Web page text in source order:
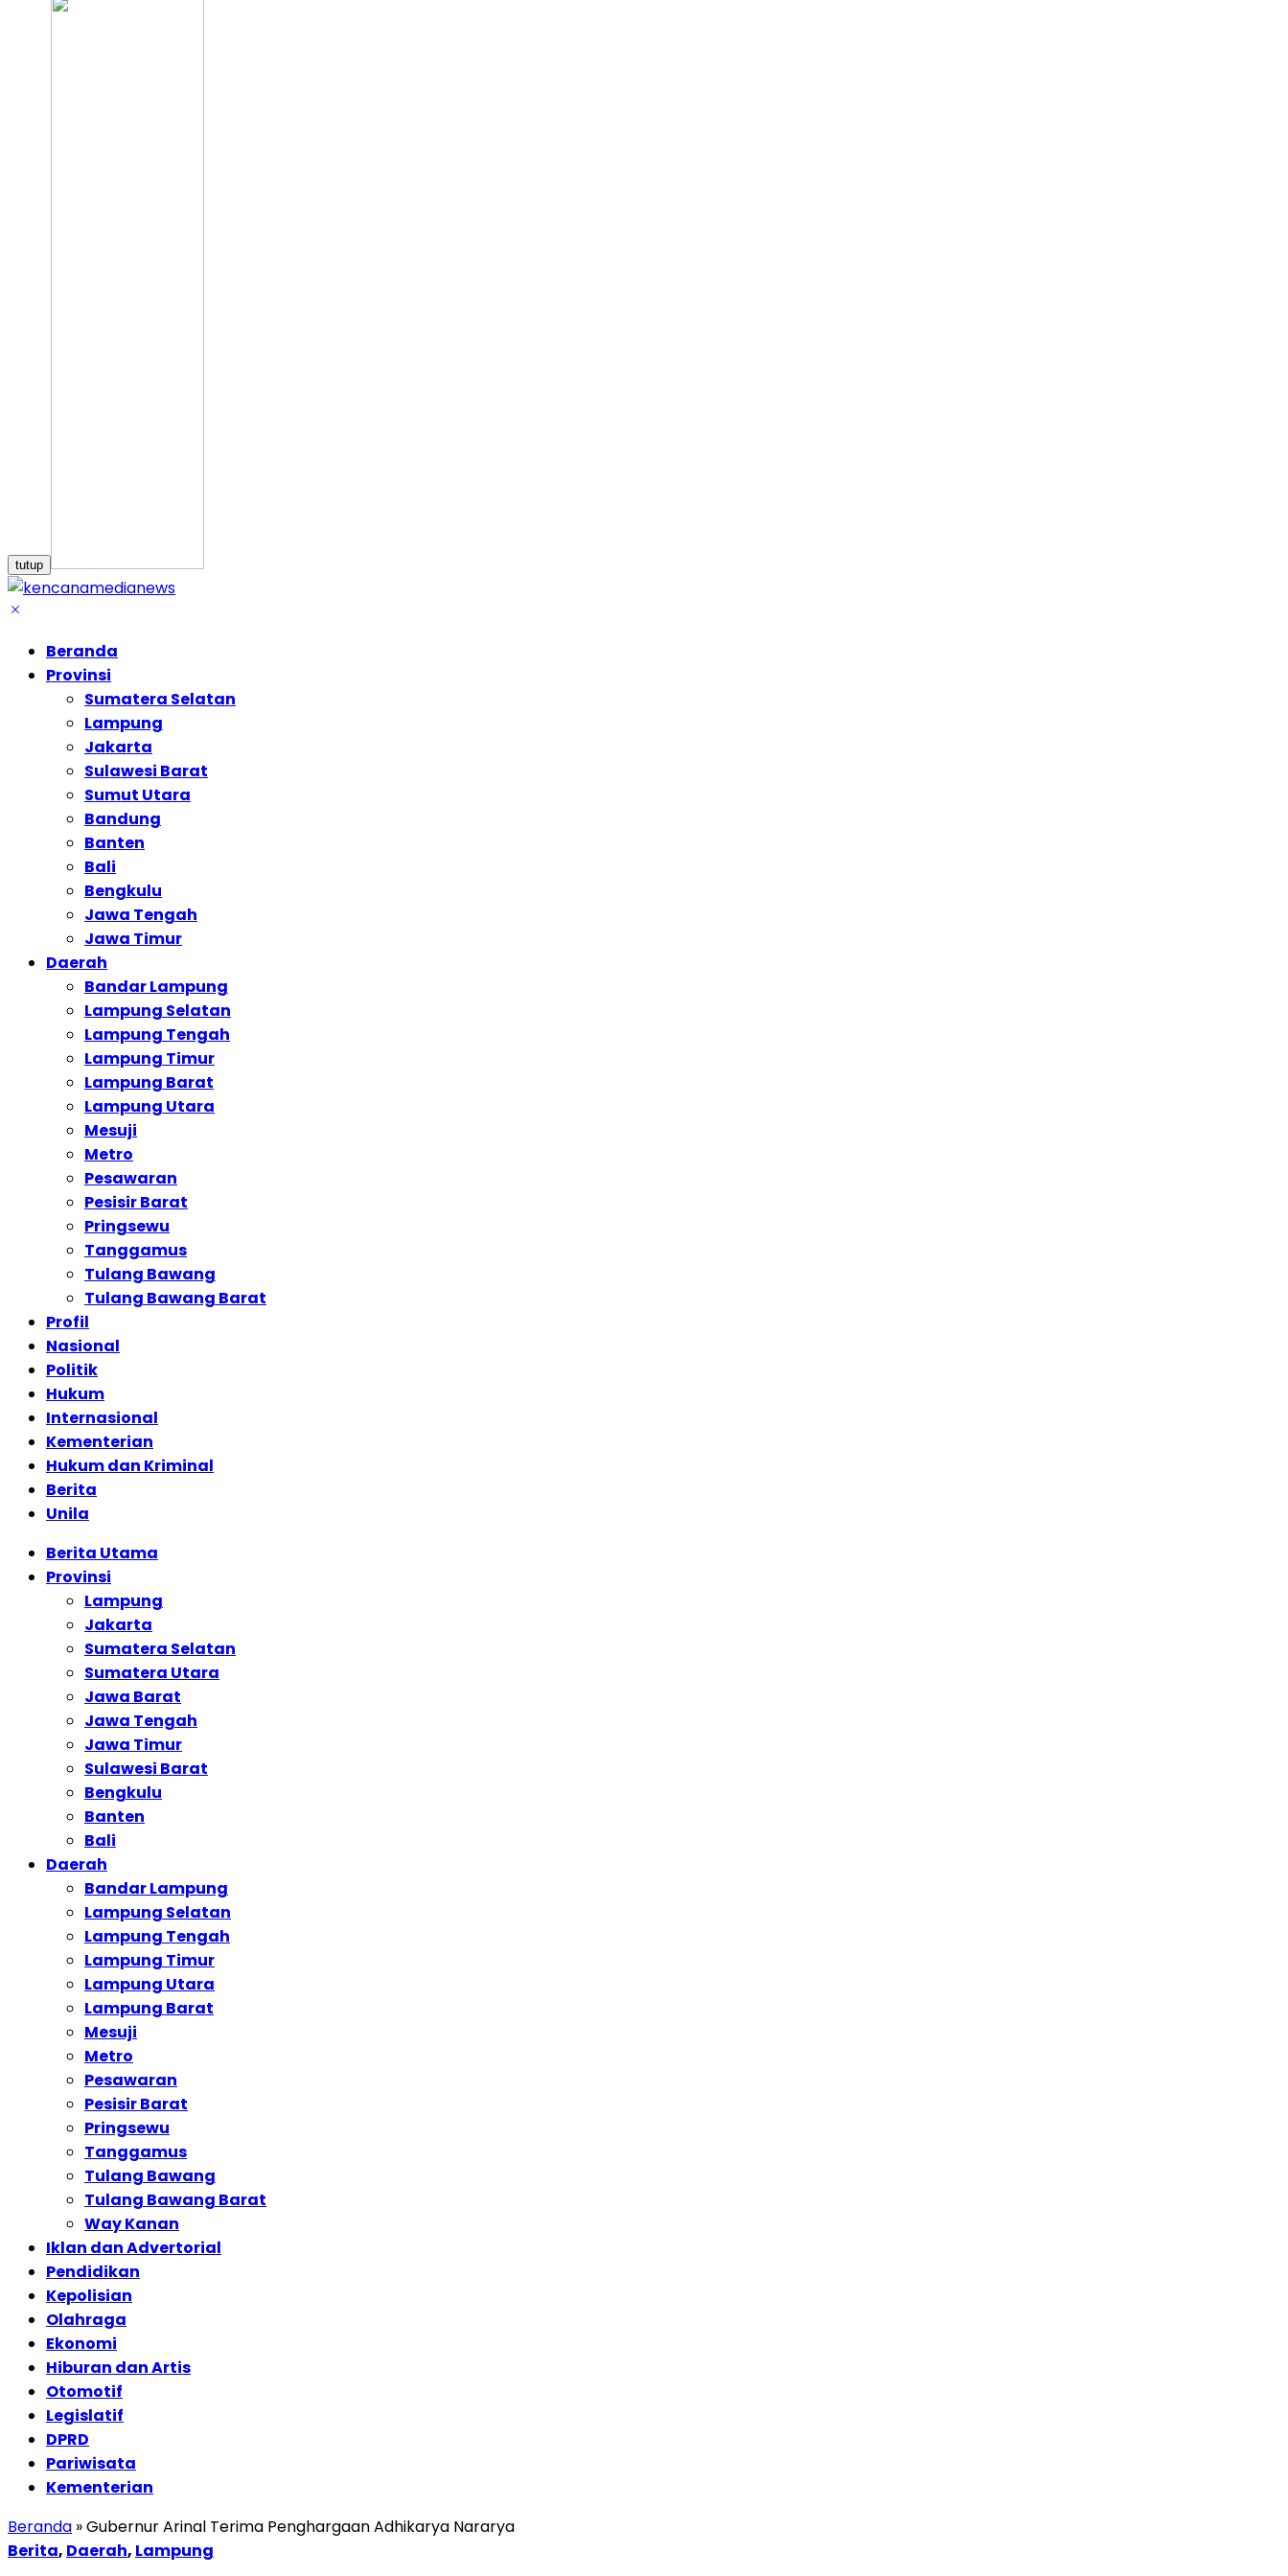
tutup
Beranda
Provinsi
Sumatera Selatan
Lampung
Jakarta
Sulawesi Barat
Sumut Utara
Bandung
Banten
Bali
Bengkulu
Jawa Tengah
Jawa Timur
Daerah
Bandar Lampung
Lampung Selatan
Lampung Tengah
Lampung Timur
Lampung Barat
Lampung Utara
Mesuji
Metro
Pesawaran
Pesisir Barat
Pringsewu
Tanggamus
Tulang Bawang
Tulang Bawang Barat
Profil
Nasional
Politik
Hukum
Internasional
Kementerian
Hukum dan Kriminal
Berita
Unila
Berita Utama
Provinsi
Lampung
Jakarta
Sumatera Selatan
Sumatera Utara
Jawa Barat
Jawa Tengah
Jawa Timur
Sulawesi Barat
Bengkulu
Banten
Bali
Daerah
Bandar Lampung
Lampung Selatan
Lampung Tengah
Lampung Timur
Lampung Utara
Lampung Barat
Mesuji
Metro
Pesawaran
Pesisir Barat
Pringsewu
Tanggamus
Tulang Bawang
Tulang Bawang Barat
Way Kanan
Iklan dan Advertorial
Pendidikan
Kepolisian
Olahraga
Ekonomi
Hiburan dan Artis
Otomotif
Legislatif
DPRD
Pariwisata
Kementerian
Beranda »Gubernur Arinal Terima Penghargaan Adhikarya Nararya
Berita, Daerah, Lampung